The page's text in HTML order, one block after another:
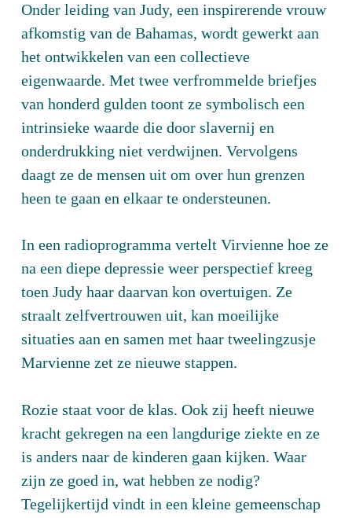
Onder leiding van Judy, een inspirerende vrouw
afkomstig van de Bahamas, wordt gewerkt aan
het ontwikkelen van een collectieve
eigenwaarde. Met twee verfrommelde briefjes
van honderd gulden toont ze symbolisch een
intrinsieke waarde die door slavernij en
onderdrukking niet verdwijnen. Vervolgens
daagt ze de mensen uit om over hun grenzen
heen te gaan en elkaar te ondersteunen.
In een radioprogramma vertelt Virvienne hoe ze
na een diepe depressie weer perspectief kreeg
toen Judy haar daarvan kon overtuigen. Ze
straalt zelfvertrouwen uit, kan moeilijke
situaties aan en samen met haar tweelingzusje
Marvienne zet ze nieuwe stappen.
Rozie staat voor de klas. Ook zij heeft nieuwe
kracht gekregen na een langdurige ziekte en ze
is anders naar de kinderen gaan kijken. Waar
zijn ze goed in, wat hebben ze nodig?
Tegelijkertijd vindt in een kleine gemeenschap